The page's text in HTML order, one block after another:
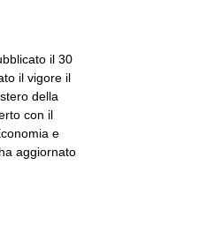
il 30
il vigore il
della
con il
e
aggiornato